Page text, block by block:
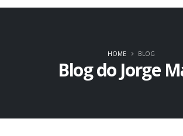
Blog do Jorge
HOME BLOG